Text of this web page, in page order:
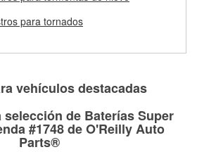
podemos ayudarte a encontrar las
para tu reparación.
y discos de freno
para tornados
vehículos destacadas
de Baterías Super
#1748 de O'Reilly Auto
Parts®